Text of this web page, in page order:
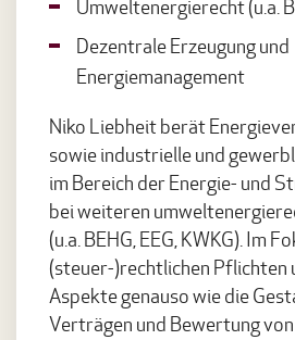
Umweltenergierecht (u.a.
Dezentrale Erzeugung und
Energiemanagement
Niko Liebheit berät
sowie industrielle und
im Bereich der Energie- und
bei weiteren
(u.a. BEHG, EEG, KWKG). Im
(steuer-)rechtlichen Pflichten
Aspekte genauso wie die
Verträgen und Bewertung